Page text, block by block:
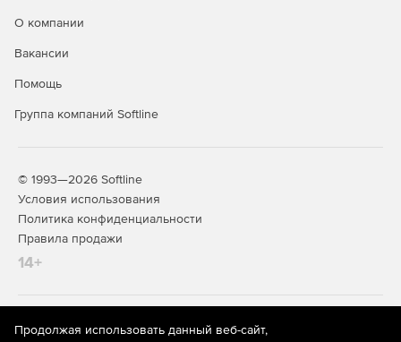
О компании
Вакансии
Помощь
Группа компаний Softline
© 1993—2026 Softline
Условия использования
Политика конфиденциальности
Правила продажи
14+
На информационном ресурсе store.softline.ru применяются
Продолжая использовать данный веб-сайт,